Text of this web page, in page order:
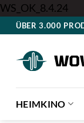
WS_OK_8.4.24Zum
ÜBER 3.000
HEIMKINO